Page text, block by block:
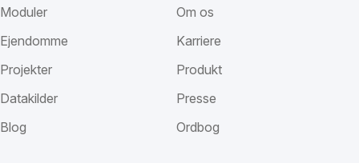
Moduler
Ejendomme
Projekter
Datakilder
Blog
Om os
Karriere
Produkt
Presse
Ordbog